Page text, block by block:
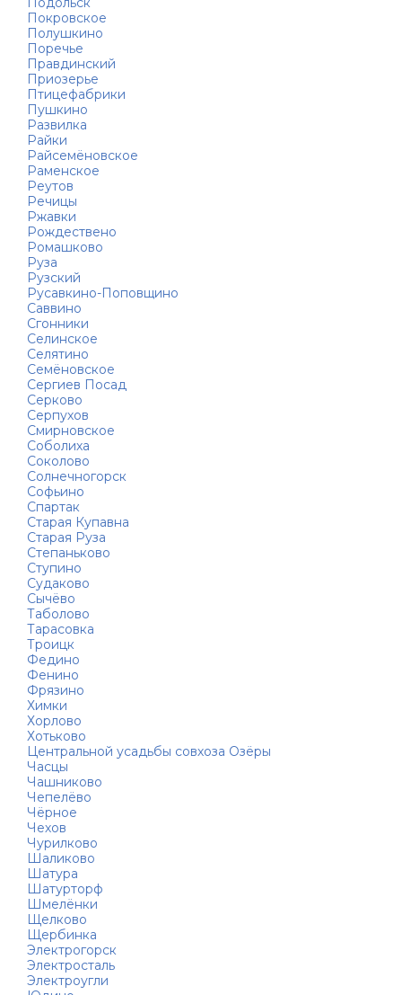
Покровское
Полушкино
Поречье
Правдинский
Приозерье
Птицефабрики
Пушкино
Развилка
Райки
Райсемёновское
Раменское
Реутов
Речицы
Ржавки
Рождествено
Ромашково
Руза
Рузский
Русавкино-Поповщино
Саввино
Сгонники
Селинское
Селятино
Семёновское
Сергиев Посад
Серково
Серпухов
Смирновское
Соболиха
Соколово
Солнечногорск
Софьино
Спартак
Старая Купавна
Старая Руза
Степаньково
Ступино
Судаково
Сычёво
Таболово
Тарасовка
Троицк
Федино
Фенино
Фрязино
Химки
Хорлово
Хотьково
Центральной усадьбы совхоза Озёры
Часцы
Чашниково
Чепелёво
Чёрное
Чехов
Чурилково
Шаликово
Шатура
Шатурторф
Шмелёнки
Щелково
Щербинка
Электрогорск
Электросталь
Электроугли